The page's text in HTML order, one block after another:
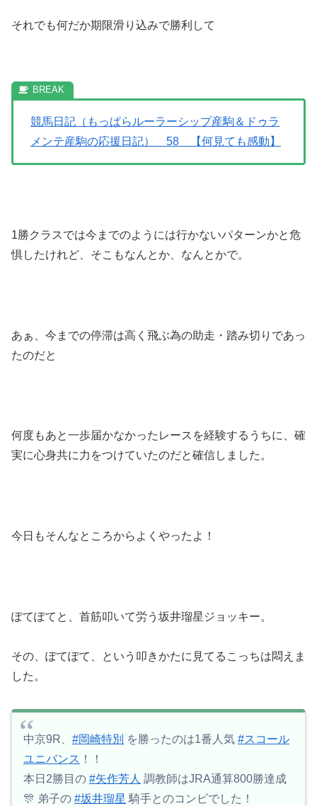
それでも何だか期限滑り込みで勝利して
競馬日記（もっぱらルーラーシップ産駒＆ドゥラ
メンテ産駒の応援日記） 58 【何見ても感動】
1勝クラスでは今までのようには行かないパターンかと危
惧したけれど、そこもなんとか、なんとかで。
あぁ、今までの停滞は高く飛ぶ為の助走・踏み切りであっ
たのだと
何度もあと一歩届かなかったレースを経験するうちに、確
実に心身共に力をつけていたのだと確信しました。
今日もそんなところからよくやったよ！
ぽてぽてと、首筋叩いて労う坂井瑠星ジョッキー。
その、ぽてぽて、という叩きかたに見てるこっちは悶えま
した。
中京9R、 #岡崎特別 を勝ったのは1番人気 #スコール
ユニバンス ！！
本日2勝目の #矢作芳人 調教師はJRA通算800勝達成
🎊 弟子の #坂井瑠星 騎手とのコンビでした！